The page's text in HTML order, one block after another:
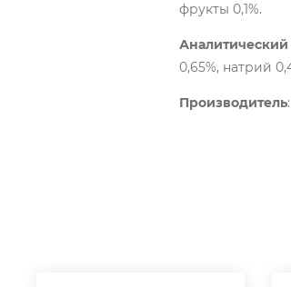
фрукты 0,1%.
Аналитический
0,65%, натрий
Производитель